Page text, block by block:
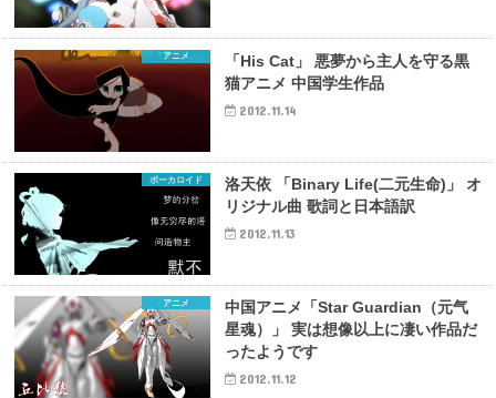
アニメ
「His Cat」 悪夢から主人を守る黒
猫アニメ 中国学生作品
2012.11.14
ボーカロイド
洛天依 「Binary Life(二元生命)」 オ
リジナル曲 歌詞と日本語訳
2012.11.13
アニメ
中国アニメ「Star Guardian（元气
星魂）」 実は想像以上に凄い作品だ
ったようです
2012.11.12